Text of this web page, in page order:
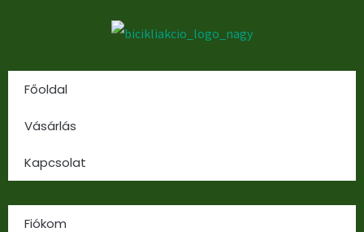
Főoldal
Vásárlás
Kapcsolat
Fiókom